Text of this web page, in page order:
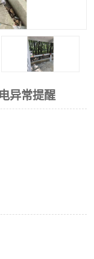
异常提醒